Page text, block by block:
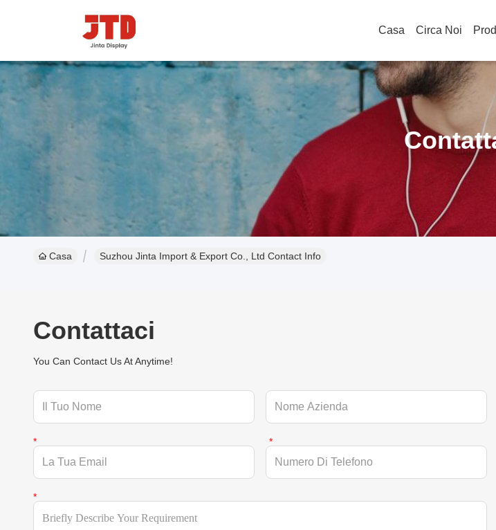
Casa Circa Noi
Casa Suzhou Jinta Import & Export Co., Ltd Contact Info
Contattaci
You Can Contact Us At Anytime!